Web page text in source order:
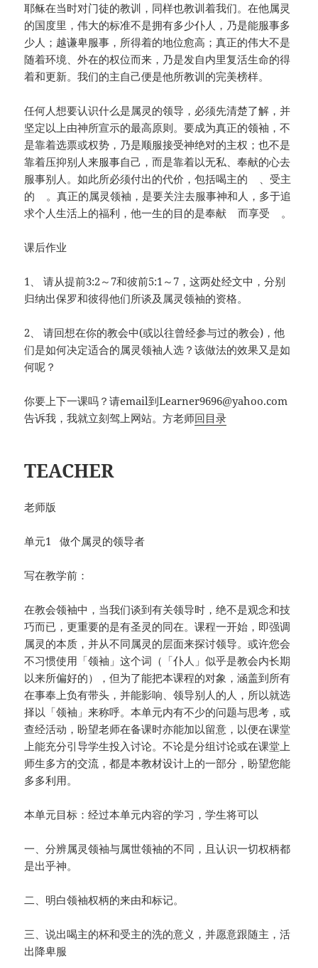
耶稣在当时对门徒的教训，同样也教训着我们。在他属灵
的国度里，伟大的标准不是拥有多少仆人，乃是能服事多
少人；越谦卑服事，所得着的地位愈高；真正的伟大不是
随着环境、外在的权位而来，乃是发自内里复活生命的得
着和更新。我们的主自己便是他所教训的完美榜样。
任何人想要认识什么是属灵的领导，必须先清楚了解，并
坚定以上由神所宣示的最高原则。要成为真正的领袖，不
是靠着选票或权势，乃是顺服接受神绝对的主权；也不是
靠着压抑别人来服事自己，而是靠着以无私、奉献的心去
服事别人。如此所必须付出的代价，包括喝主的 、受主
的 。真正的属灵领袖，是要关注去服事神和人，多于追
求个人生活上的福利，他一生的目的是奉献 而享受 。
课后作业
1、 请从提前3:2～7和彼前5:1～7，这两处经文中，分别
归纳出保罗和彼得他们所谈及属灵领袖的资格。
2、 请回想在你的教会中(或以往曾经参与过的教会)，他
们是如何决定适合的属灵领袖人选？该做法的效果又是如
何呢？
你要上下一课吗？请email到Learner9696@yahoo.com
告诉我，我就立刻驾上网站。方老师回目录
TEACHER
老师版
单元1 做个属灵的领导者
写在教学前：
在教会领袖中，当我们谈到有关领导时，绝不是观念和技
巧而已，更重要的是有圣灵的同在。课程一开始，即强调
属灵的本质，并从不同属灵的层面来探讨领导。或许您会
不习惯使用「领袖」这个词（「仆人」似乎是教会内长期
以来所偏好的），但为了能把本课程的对象，涵盖到所有
在事奉上负有带头，并能影响、领导别人的人，所以就选
择以「领袖」来称呼。本单元内有不少的问题与思考，或
查经活动，盼望老师在备课时亦能加以留意，以便在课堂
上能充分引导学生投入讨论。不论是分组讨论或在课堂上
师生多方的交流，都是本教材设计上的一部分，盼望您能
多多利用。
本单元目标：经过本单元内容的学习，学生将可以
一、分辨属灵领袖与属世领袖的不同，且认识一切权柄都
是出乎神。
二、明白领袖权柄的来由和标记。
三、说出喝主的杯和受主的洗的意义，并愿意跟随主，活
出降卑服